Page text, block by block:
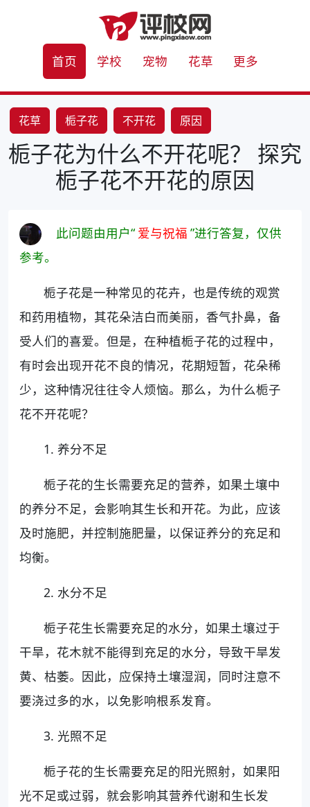
首页 学校 宠物 花草 更多
花草 栀子花 不开花 原因
栀子花为什么不开花呢？ 探究
栀子花不开花的原因
此问题由用户“ 爱与祝福 ”进行答复，仅供
参考。
栀子花是一种常见的花卉，也是传统的观赏
和药用植物，其花朵洁白而美丽，香气扑鼻，备
受人们的喜爱。但是，在种植栀子花的过程中，
有时会出现开花不良的情况，花期短暂，花朵稀
少，这种情况往往令人烦恼。那么，为什么栀子
花不开花呢？
1. 养分不足
栀子花的生长需要充足的营养，如果土壤中
的养分不足，会影响其生长和开花。为此，应该
及时施肥，并控制施肥量，以保证养分的充足和
均衡。
2. 水分不足
栀子花生长需要充足的水分，如果土壤过于
干旱，花木就不能得到充足的水分，导致干旱发
黄、枯萎。因此，应保持土壤湿润，同时注意不
要浇过多的水，以免影响根系发育。
3. 光照不足
栀子花的生长需要充足的阳光照射，如果阳
光不足或过弱，就会影响其营养代谢和生长发